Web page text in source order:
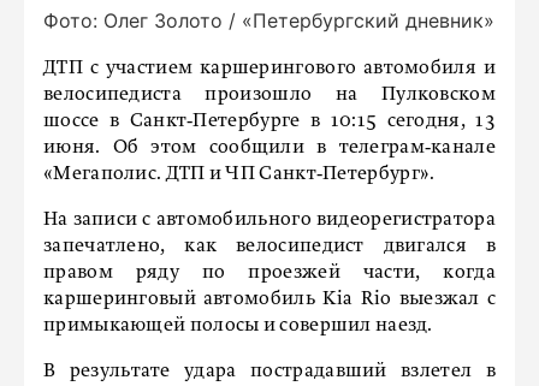
Фото: Олег Золото / «Петербургский дневник»
ДТП с участием каршерингового автомобиля и
велосипедиста произошло на Пулковском
шоссе в Санкт‑Петербурге в 10:15 сегодня, 13
июня. Об этом сообщили в телеграм‑канале
«Мегаполис. ДТП и ЧП Санкт‑Петербург».
На записи с автомобильного видеорегистратора
запечатлено, как велосипедист двигался в
правом ряду по проезжей части, когда
каршеринговый автомобиль Kia Rio выезжал с
примыкающей полосы и совершил наезд.
В результате удара пострадавший взлетел в